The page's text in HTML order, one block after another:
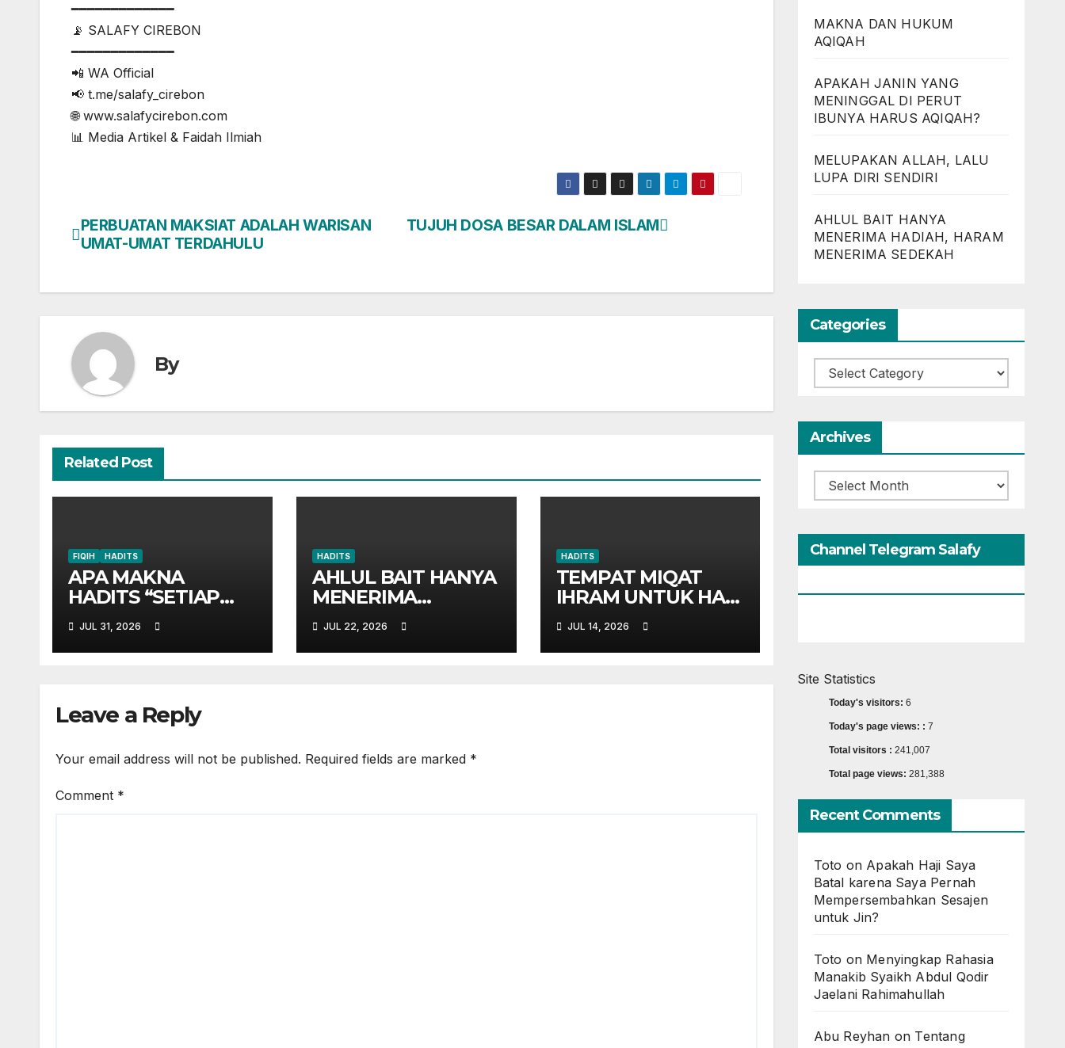
━━━━━━━━━━━━━
📡 SALAFY CIREBON
━━━━━━━━━━━━━
📲 WA Official
📢 t.me/salafy_cirebon
🌐 www.salafycirebon.com
📊 Media Artikel & Faidah Ilmiah
Post
TUJUH DOSA BESAR DALAM ISLAM
PERBUATAN MAKSIAT ADALAH WARISAN
UMAT-UMAT TERDAHULU
By
Related Post
FIQIH HADITS
APA MAKNA
HADITS “SETIAP
ANAK
TERGADAIKAN
DENGAN
JUL 31, 2026
HADITS
AHLUL BAIT HANYA
MENERIMA
HADIAH, HARAM
MENERIMA
SEDEKAH
JUL 22, 2026
HADITS
TEMPAT MIQAT
IHRAM UNTUK HAJI
DAN UMRAH
JUL 14, 2026
Leave a Reply
Your email address will not be published. Required fields are marked *
Comment *
MAKNA DAN HUKUM
AQIQAH
APAKAH JANIN YANG
MENINGGAL DI PERUT
IBUNYA HARUS AQIQAH?
MELUPAKAN ALLAH, LALU
LUPA DIRI SENDIRI
AHLUL BAIT HANYA
MENERIMA HADIAH, HARAM
MENERIMA SEDEKAH
Categories
Categories
Archives
Archives
Channel Telegram Salafy
Site Statistics
Today's visitors: 6
Today's page views: : 7
Total visitors : 241,007
Total page views: 281,388
Recent Comments
Toto on Apakah Haji Saya
Batal karena Saya Pernah
Mempersembahkan Sesajen
untuk Jin?
Toto on Menyingkap Rahasia
Manakib Syaikh Abdul Qodir
Jaelani Rahimahullah
Abu Reyhan on Tentang